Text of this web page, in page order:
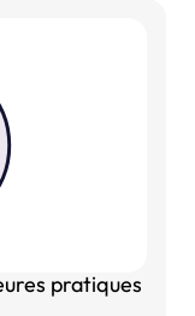
pratiques